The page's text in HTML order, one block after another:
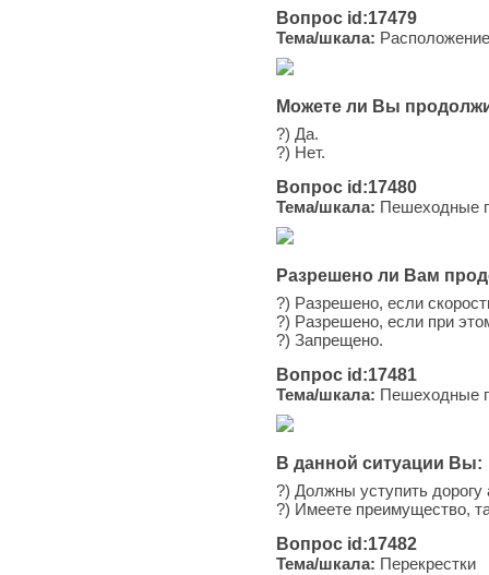
Вопрос id:17479
Тема/шкала:
Можете ли Вы
?) Да.
?) Нет.
Вопрос id:17480
Тема/шкала: Пешеходные
Разрешено ли Вам
?) Разрешено, если
?) Разрешено, если при
?) Запрещено.
Вопрос id:17481
Тема/шкала: Пешеходные
В данной ситуации Вы:
?) Должны уступить дорогу
?) Имеете преимущество,
Вопрос id:17482
Тема/шкала: Перекрестки